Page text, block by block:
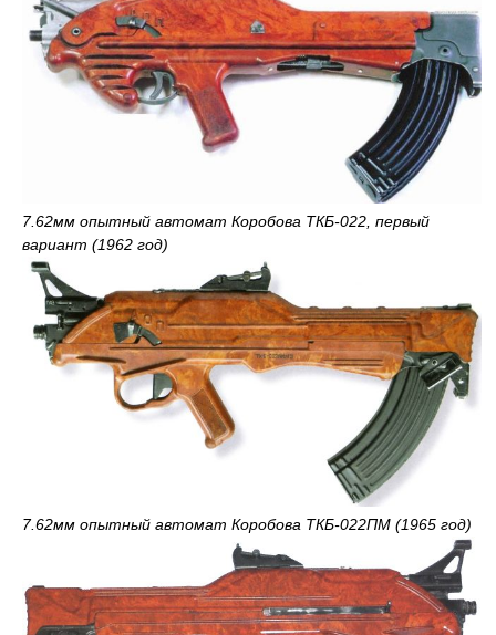
7.62мм опытный автомат Коробова ТКБ-022, первый
вариант (1962 год)
7.62мм опытный автомат Коробова ТКБ-022ПМ (1965 год)